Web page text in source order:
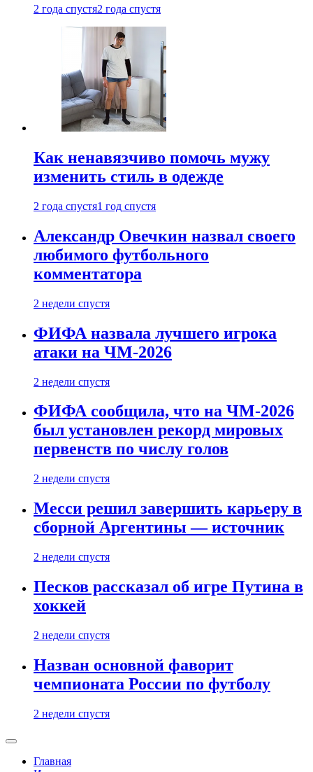
2 года спустя2 года спустя
Как ненавязчиво помочь мужу
изменить стиль в одежде
2 года спустя1 год спустя
Александр Овечкин назвал своего
любимого футбольного
комментатора
2 недели спустя
ФИФА назвала лучшего игрока
атаки на ЧМ-2026
2 недели спустя
ФИФА сообщила, что на ЧМ-2026
был установлен рекорд мировых
первенств по числу голов
2 недели спустя
Месси решил завершить карьеру в
сборной Аргентины — источник
2 недели спустя
Песков рассказал об игре Путина в
хоккей
2 недели спустя
Назван основной фаворит
чемпионата России по футболу
2 недели спустя
Главная